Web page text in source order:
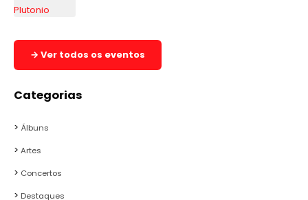
→ Ver todos os eventos
Categorias
Álbuns
Artes
Concertos
Destaques